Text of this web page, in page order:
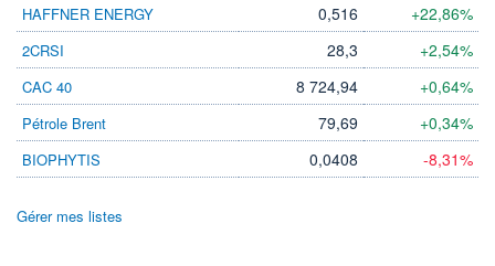
HAFFNER ENERGY
0,516 +22,86%
2CRSI 28,3 +2,54%
CAC 40 8 724,94 +0,64%
Pétrole Brent 79,69 +0,34%
BIOPHYTIS 0,0408 -8,31%
Gérer mes listes